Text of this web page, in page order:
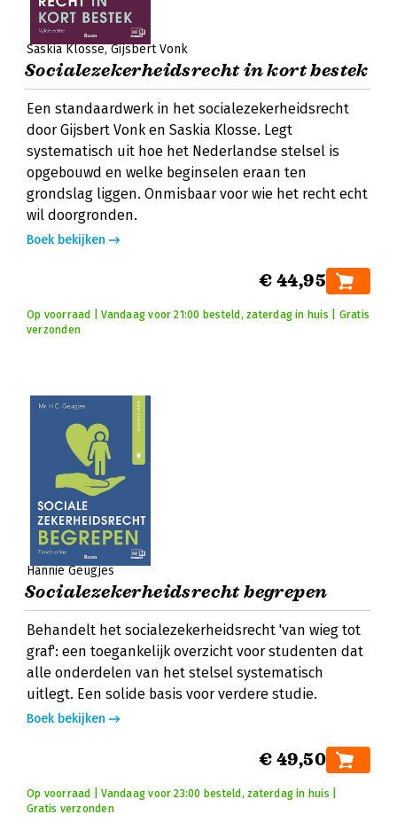
Saskia Klosse Gijsbert Vonk
Socialezekerheidsrecht in kort bestek
Een standaardwerk in het socialezekerheidsrecht
door Gijsbert Vonk en Saskia Klosse. Legt
systematisch uit hoe het Nederlandse stelsel is
opgebouwd en welke beginselen eraan ten
grondslag liggen. Onmisbaar voor wie het recht echt
wil doorgronden.
Boek bekijken
€ 44,95
Op voorraad | Vandaag voor 21:00 besteld, zaterdag in huis | Gratis
verzonden
Hannie Geugjes
Socialezekerheidsrecht begrepen
Behandelt het socialezekerheidsrecht 'van wieg tot
graf': een toegankelijk overzicht voor studenten dat
alle onderdelen van het stelsel systematisch
uitlegt. Een solide basis voor verdere studie.
Boek bekijken
€ 49,50
Op voorraad | Vandaag voor 23:00 besteld, zaterdag in huis |
Gratis verzonden